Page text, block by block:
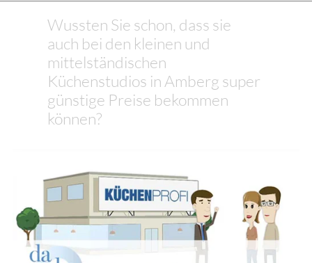
Wussten Sie schon, dass sie
auch bei den kleinen und
mittelständischen
Küchenstudios in Amberg super
günstige Preise bekommen
können?